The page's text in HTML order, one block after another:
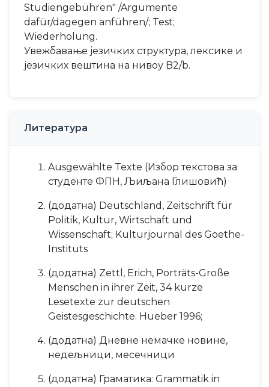
Studiengebühren" /Argumente
dafür/dagegen anführen/; Test;
Wiederholung.
Увежбавање језичких структура, лексике и
језичких вештина на нивоу B2/b.
Литература
Ausgewählte Texte (Избор текстова за
студенте ФПН, Љиљана Глишовић)
(додатна) Deutschland, Zeitschrift für
Politik, Kultur, Wirtschaft und
Wissenschaft; Kulturjournal des Goethe-
Instituts
(додатна) Zettl, Erich, Porträts-Große
Menschen in ihrer Zeit, 34 kurze
Lesetexte zur deutschen
Geistesgeschichte. Hueber 1996;
(додатна) Дневне немачке новине,
недељници, месечници
(додатна) Граматика: Grammatik in